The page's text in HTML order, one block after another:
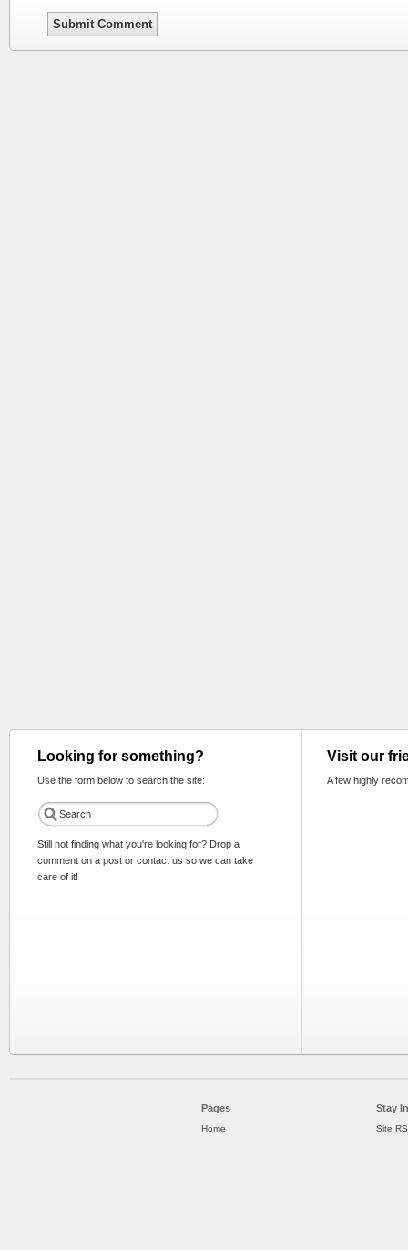
Looking for something?
Use the form below to search the site:
Still not finding what you're looking for? Drop a
comment on a post or contact us so we can take
care of it!
Visit our
A few highly
Pages
Home
Stay
Site